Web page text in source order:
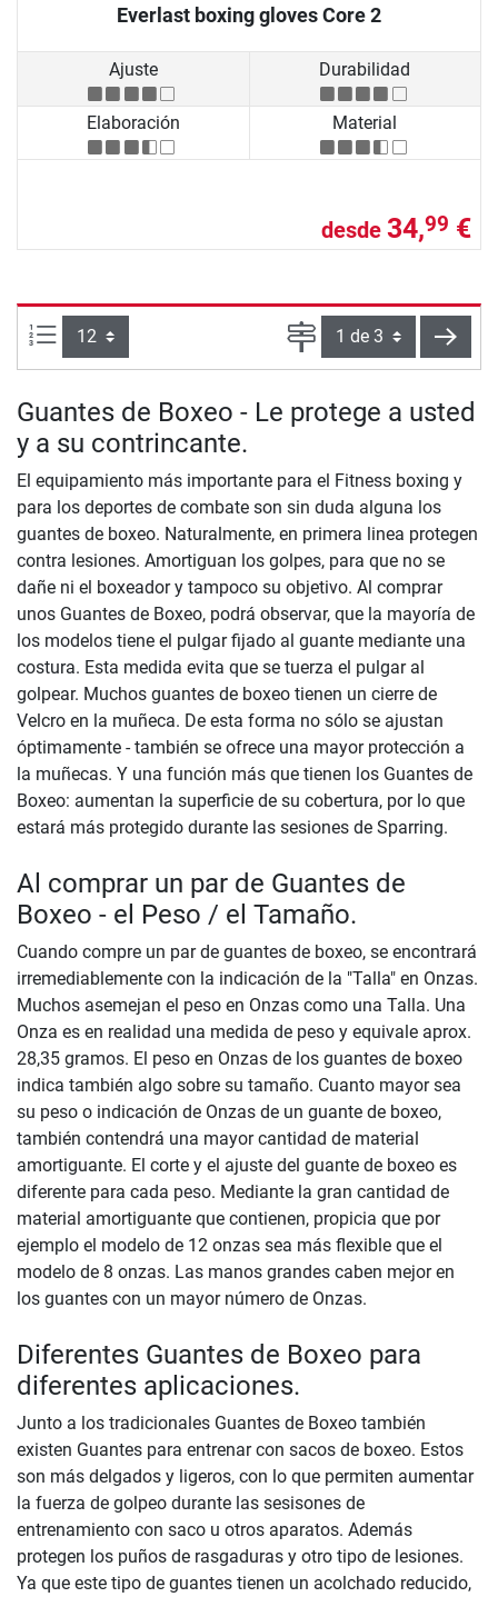
Everlast boxing gloves Core 2
Ajuste Durabilidad
Elaboración Material
desde 34,99 €
Artículos por página: Página
Guantes de Boxeo - Le protege a usted
y a su contrincante.
El equipamiento más importante para el Fitness boxing y
para los deportes de combate son sin duda alguna los
guantes de boxeo. Naturalmente, en primera linea protegen
contra lesiones. Amortiguan los golpes, para que no se
dañe ni el boxeador y tampoco su objetivo. Al comprar
unos Guantes de Boxeo, podrá observar, que la mayoría de
los modelos tiene el pulgar fijado al guante mediante una
costura. Esta medida evita que se tuerza el pulgar al
golpear. Muchos guantes de boxeo tienen un cierre de
Velcro en la muñeca. De esta forma no sólo se ajustan
óptimamente - también se ofrece una mayor protección a
la muñecas. Y una función más que tienen los Guantes de
Boxeo: aumentan la superficie de su cobertura, por lo que
estará más protegido durante las sesiones de Sparring.
Al comprar un par de Guantes de
Boxeo - el Peso / el Tamaño.
Cuando compre un par de guantes de boxeo, se encontrará
irremediablemente con la indicación de la "Talla" en Onzas.
Muchos asemejan el peso en Onzas como una Talla. Una
Onza es en realidad una medida de peso y equivale aprox.
28,35 gramos. El peso en Onzas de los guantes de boxeo
indica también algo sobre su tamaño. Cuanto mayor sea
su peso o indicación de Onzas de un guante de boxeo,
también contendrá una mayor cantidad de material
amortiguante. El corte y el ajuste del guante de boxeo es
diferente para cada peso. Mediante la gran cantidad de
material amortiguante que contienen, propicia que por
ejemplo el modelo de 12 onzas sea más flexible que el
modelo de 8 onzas. Las manos grandes caben mejor en
los guantes con un mayor número de Onzas.
Diferentes Guantes de Boxeo para
diferentes aplicaciones.
Junto a los tradicionales Guantes de Boxeo también
existen Guantes para entrenar con sacos de boxeo. Estos
son más delgados y ligeros, con lo que permiten aumentar
la fuerza de golpeo durante las sesisones de
entrenamiento con saco u otros aparatos. Además
protegen los puños de rasgaduras y otro tipo de lesiones.
Ya que este tipo de guantes tienen un acolchado reducido,